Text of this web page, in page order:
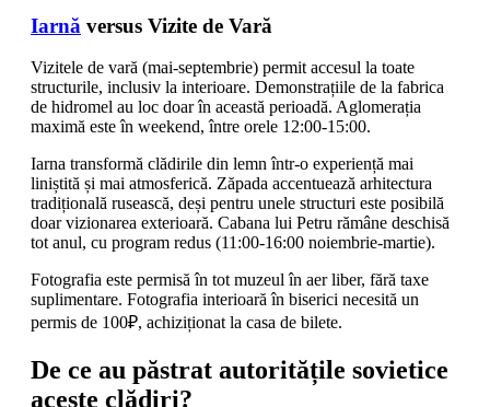
Iarnă versus Vizite de Vară
Vizitele de vară (mai-septembrie) permit accesul la toate
structurile, inclusiv la interioare. Demonstrațiile de la fabrica
de hidromel au loc doar în această perioadă. Aglomerația
maximă este în weekend, între orele 12:00-15:00.
Iarna transformă clădirile din lemn într-o experiență mai
liniștită și mai atmosferică. Zăpada accentuează arhitectura
tradițională rusească, deși pentru unele structuri este posibilă
doar vizionarea exterioară. Cabana lui Petru rămâne deschisă
tot anul, cu program redus (11:00-16:00 noiembrie-martie).
Fotografia este permisă în tot muzeul în aer liber, fără taxe
suplimentare. Fotografia interioară în biserici necesită un
permis de 100₽, achiziționat la casa de bilete.
De ce au păstrat autoritățile sovietice
aceste clădiri?